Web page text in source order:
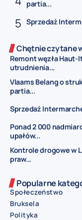
partia...
Sprzedaż
Chętnie czytane
Remont węzła
utrudnienia...
Vlaams Belang o
partia...
Sprzedaż
Ponad 2 000
upałów...
Kontrole drogowe w
praw...
Popularne
Społeczeństwo
Bruksela
Polityka